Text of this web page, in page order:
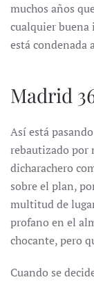
muchos años
cualquier buena
está condenada
Madrid
Así está
rebautizado por
dicharachero
sobre el plan,
multitud de
profano en el
chocante, pero
Cuando se